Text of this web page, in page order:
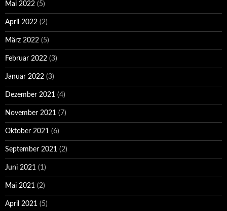
Mai 2022 (5)
April 2022 (2)
März 2022 (5)
Februar 2022 (3)
Januar 2022 (3)
Dezember 2021 (4)
November 2021 (7)
Oktober 2021 (6)
September 2021 (2)
Juni 2021 (1)
Mai 2021 (2)
April 2021 (5)